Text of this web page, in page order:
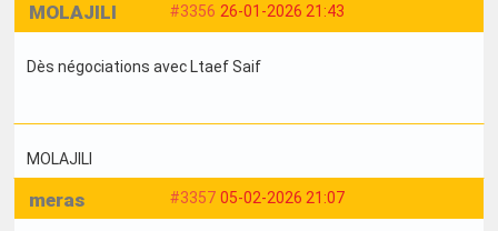
#3356 26-01-2026 21:43
MOLAJILI
Dès négociations avec Ltaef Saif
MOLAJILI
#3357 05-02-2026 21:07
meras